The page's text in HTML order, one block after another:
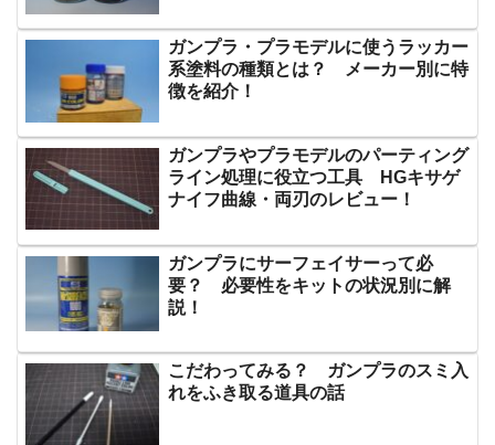
ガンプラ・プラモデルに使うラッカー
系塗料の種類とは？ メーカー別に特
徴を紹介！
ガンプラやプラモデルのパーティング
ライン処理に役立つ工具 HGキサゲ
ナイフ曲線・両刃のレビュー！
ガンプラにサーフェイサーって必
要？ 必要性をキットの状況別に解
説！
こだわってみる？ ガンプラのスミ入
れをふき取る道具の話